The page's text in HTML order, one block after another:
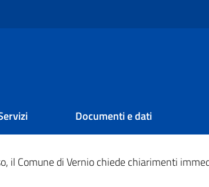
Documenti e dati
il Comune di Vernio chiede chiarimenti